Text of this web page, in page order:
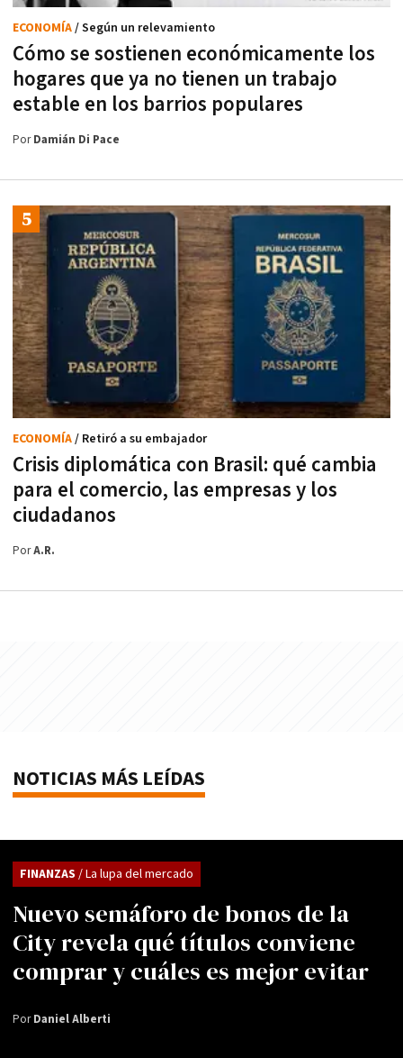
Cómo se sostienen económicamente los
hogares que ya no tienen un trabajo
estable en los barrios populares
ECONOMÍA/ Según un relevamiento
PorDamián Di Pace
Crisis diplomática con Brasil: qué cambia
para el comercio, las empresas y los
ciudadanos
ECONOMÍA/ Retiró a su embajador
PorA.R.
NOTICIAS MÁS LEÍDAS
Nuevo semáforo de bonos de la
City revela qué títulos conviene
comprar y cuáles es mejor evitar
FINANZAS / La lupa del mercado
PorDaniel Alberti